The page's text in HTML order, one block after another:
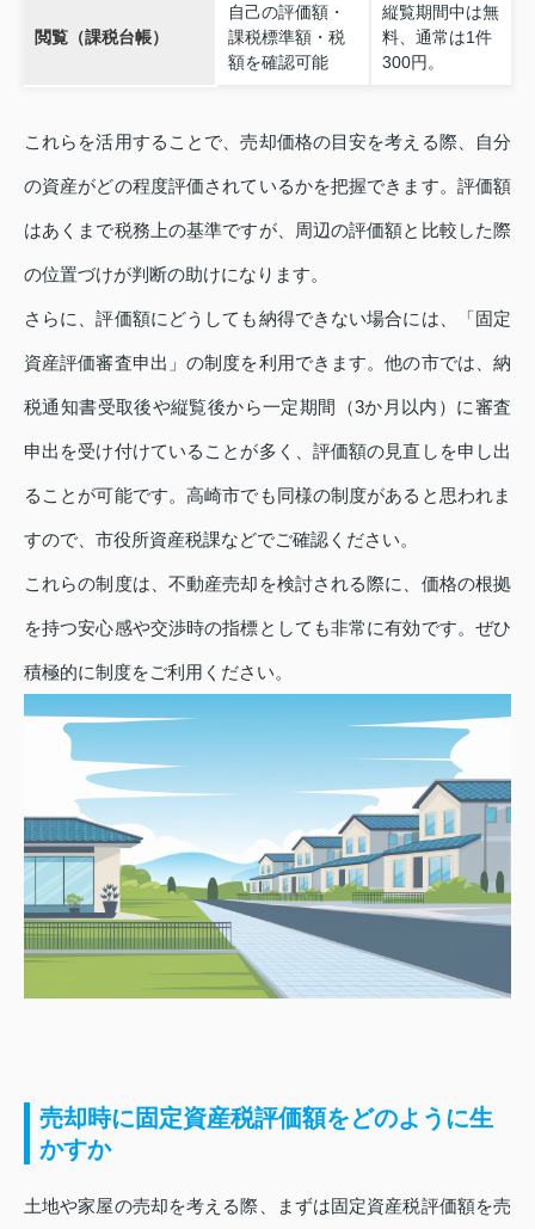
閲覧（課税台帳）
自己の評価額・
課税標準額・税
額を確認可能
縦覧期間中は無
料、通常は1件
300円。
これらを活用することで、売却価格の目安を考える際、自分
の資産がどの程度評価されているかを把握できます。評価額
はあくまで税務上の基準ですが、周辺の評価額と比較した際
の位置づけが判断の助けになります。
さらに、評価額にどうしても納得できない場合には、「固定
資産評価審査申出」の制度を利用できます。他の市では、納
税通知書受取後や縦覧後から一定期間（3か月以内）に審査
申出を受け付けていることが多く、評価額の見直しを申し出
ることが可能です。高崎市でも同様の制度があると思われま
すので、市役所資産税課などでご確認ください。
これらの制度は、不動産売却を検討される際に、価格の根拠
を持つ安心感や交渉時の指標としても非常に有効です。ぜひ
積極的に制度をご利用ください。
売却時に固定資産税評価額をどのように生
かすか
土地や家屋の売却を考える際、まずは固定資産税評価額を売